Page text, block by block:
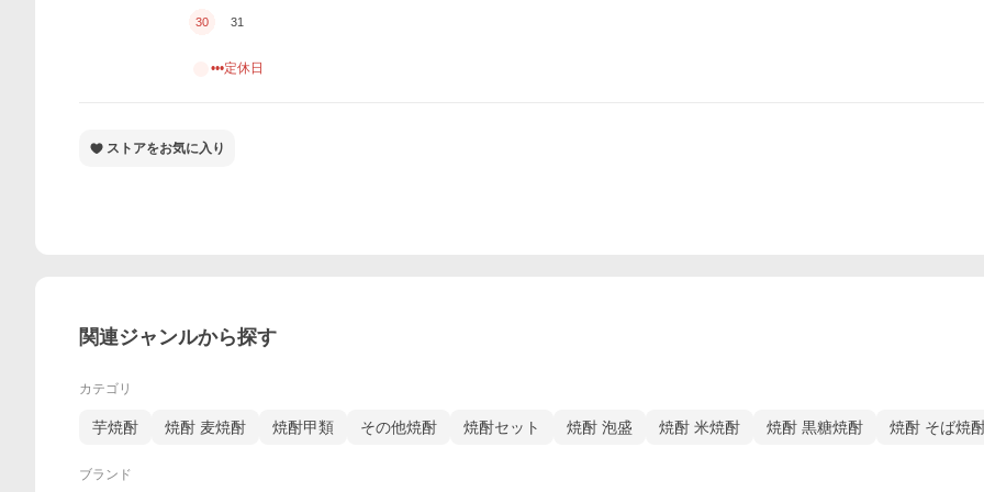
30 31
•••定休日
ストアをお気に入り
関連ジャンルから探す
カテゴリ
芋焼酎 焼酎 麦焼酎 焼酎甲類 その他焼酎 焼酎セット 焼酎 泡盛 焼酎 米焼酎 焼酎 黒糖焼酎 焼酎 そば焼
ブランド